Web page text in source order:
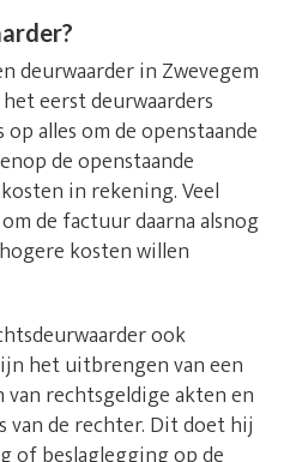
deurwaarder in Zwevegem
eerst deurwaarders
alles om de openstaande
de openstaande
in rekening. Veel
de factuur daarna alsnog
kosten willen
ook
het uitbrengen van een
rechtsgeldige akten en
van de rechter. Dit doet hij